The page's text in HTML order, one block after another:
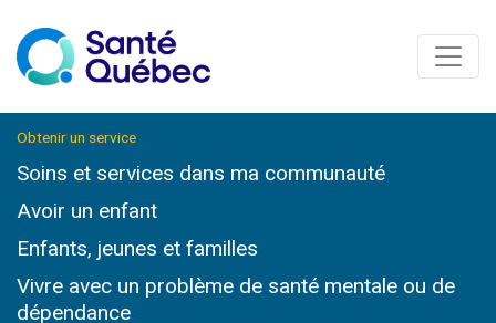
Obtenir un service
Soins et services dans ma communauté
Avoir un enfant
Enfants, jeunes et familles
Vivre avec un problème de santé mentale ou de
dépendance